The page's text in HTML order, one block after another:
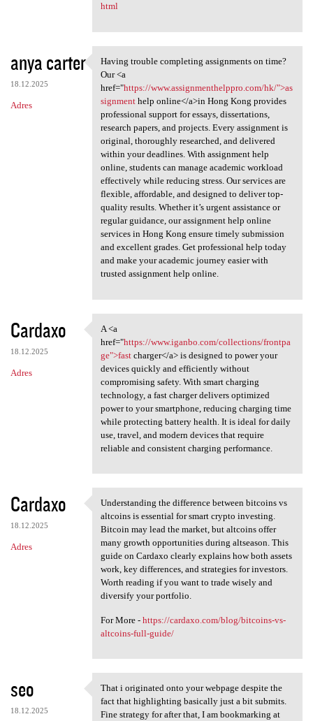
html
anya carter
18.12.2025
Adres
Having trouble completing
Having trouble completing assignments on time?
Our <a
href="https://www.assignmenthelppro.com/hk/">as
signmenthelp online</a>in Hong Kong provides
professional support for essays, dissertations,
research papers, and projects. Every assignment is
original, thoroughly researched, and delivered
within your deadlines. With assignment help
online, students can manage academic workload
effectively while reducing stress. Our services are
flexible, affordable, and designed to deliver top-
quality results. Whether it’s urgent assistance or
regular guidance, our assignment help online
services in Hong Kong ensure timely submission
and excellent grades. Get professional help today
and make your academic journey easier with
trusted assignment help online.
Cardaxo
18.12.2025
Adres
A <a href="https://www.iganbo
A <a
href="https://www.iganbo.com/collections/frontpa
ge">fastcharger</a> is designed to power your
devices quickly and efficiently without
compromising safety. With smart charging
technology, a fast charger delivers optimized
power to your smartphone, reducing charging time
while protecting battery health. It is ideal for daily
use, travel, and modern devices that require
reliable and consistent charging performance.
Cardaxo
18.12.2025
Adres
Understanding the difference
Understanding the difference between bitcoins vs
altcoins is essential for smart crypto investing.
Bitcoin may lead the market, but altcoins offer
many growth opportunities during altseason. This
guide on Cardaxo clearly explains how both assets
work, key differences, and strategies for investors.
Worth reading if you want to trade wisely and
diversify your portfolio.
For More - https://cardaxo.com/blog/bitcoins-vs-
altcoins-full-guide/
seo
18.12.2025
That i originated onto your
That i originated onto your webpage despite the
fact that highlighting basically just a bit submits.
Fine strategy for after that, I am bookmarking at